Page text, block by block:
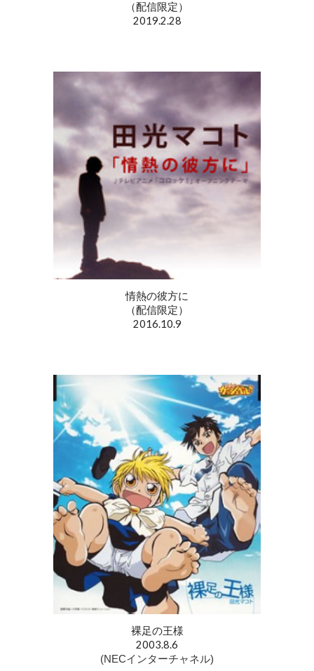
（配信限定）
2019.2.28
情熱の彼方に
（配信限定）
2016.10.9
裸足の王様
2003.8.6
(NECインターチャネル)